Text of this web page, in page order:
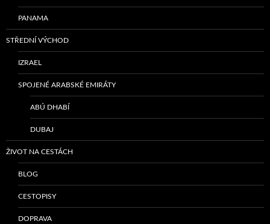
PANAMA
STŘEDNÍ VÝCHOD
IZRAEL
SPOJENÉ ARABSKÉ EMIRÁTY
ABÚ DHABÍ
DUBAJ
ŽIVOT NA CESTÁCH
BLOG
CESTOPISY
DOPRAVA